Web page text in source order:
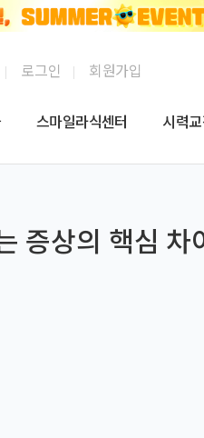
로그인 회원가입
스마일라식센터 시력
증상의 핵심 차